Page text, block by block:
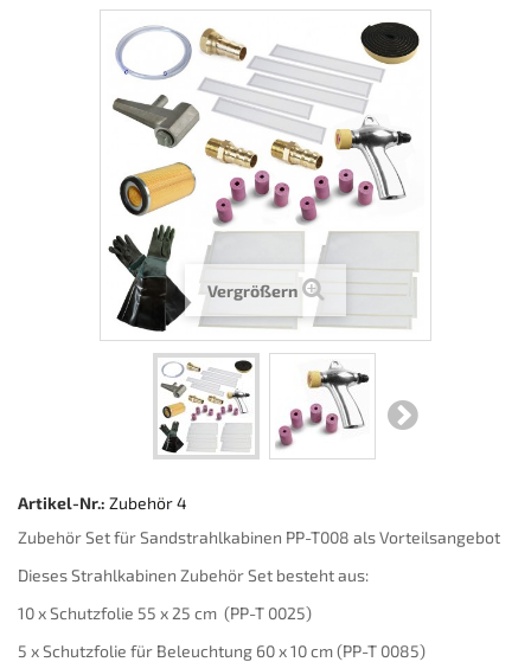
Vergrößern
Artikel-Nr.: Zubehör 4
Zubehör Set für Sandstrahlkabinen PP-T008 als Vorteilsangebot
Dieses Strahlkabinen Zubehör Set besteht aus:
10 x Schutzfolie 55 x 25 cm (PP-T 0025)
5 x Schutzfolie für Beleuchtung 60 x 10 cm (PP-T 0085)